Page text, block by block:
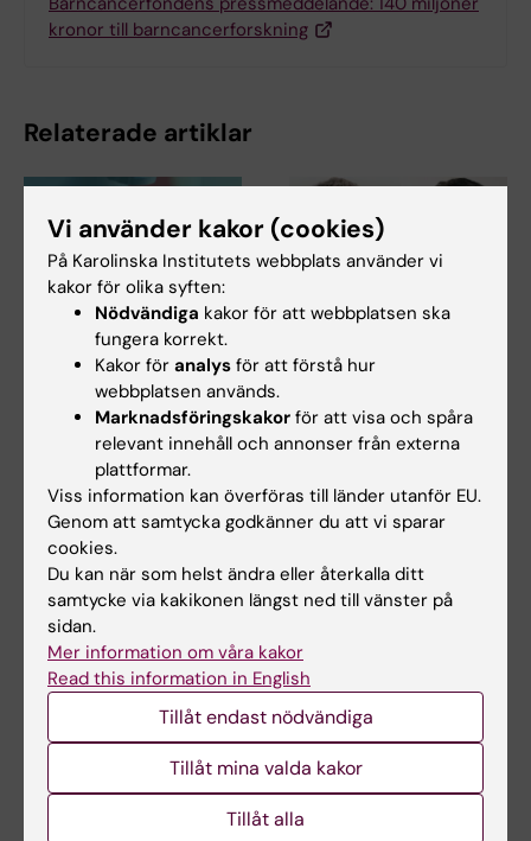
kronor till barncancerforskning
Relaterade artiklar
Juliette Foucher
tilldelas prestigefyllt
internationellt ALS-
Juliette Foucher, postdoktor
vid institutionen för klinisk
neurovetenskap…
24 jul 2026
innovationsfinansieri
ng från Knut och
Stiftelse
Professor Gonçalo Castelo-
Lehtiö vid KI får…
10 jul 2026
Vi använder kakor (cookies)
På Karolinska Institutets webbplats använder vi
kakor för olika syften:
Nödvändiga kakor för att webbplatsen ska
fungera korrekt.
Kakor för analys för att förstå hur
webbplatsen används.
Marknadsföringskakor för att visa och spåra
relevant innehåll och annonser från externa
plattformar.
Viss information kan överföras till länder utanför EU.
Genom att samtycka godkänner du att vi sparar
cookies.
Du kan när som helst ändra eller återkalla ditt
samtycke via kakikonen längst ned till vänster på
sidan.
Mer information om våra kakor
Read this information in English
Tillåt endast nödvändiga
Tillåt mina valda kakor
Tillåt alla